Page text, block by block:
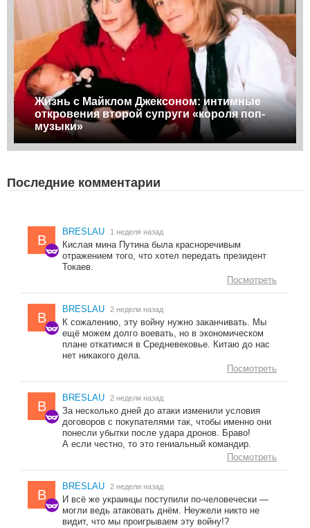
Жизнь с Майклом Джексоном: интимные
откровения второй супруги «короля поп-
музыки»
Последние комментарии
B
BRESLAU 1 неделя назад
Кислая мина Путина была красноречивым
отражением того, что хотел передать президент
Токаев.
Посмотреть
B
BRESLAU 2 недели назад
К сожалению, эту войну нужно заканчивать. Мы
ещё можем долго воевать, но в экономическом
плане откатимся в Средневековье. Китаю до нас
нет никакого дела.
Посмотреть
B
BRESLAU 2 недели назад
За несколько дней до атаки изменили условия
договоров с покупателями так, чтобы именно они
понесли убытки после удара дронов. Браво!
А если честно, то это гениальный командир.
Посмотреть
B
BRESLAU 2 недели назад
И всё же украинцы поступили по-человечески —
могли ведь атаковать днём. Неужели никто не
видит, что мы проигрываем эту войну!?